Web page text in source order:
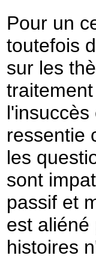
Pour un
toutefois
sur les
ressentie
les
sont
passif et
est aliéné
histoires